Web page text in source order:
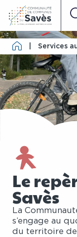
Services
Le
Savès
La
s’engage au
du territoire